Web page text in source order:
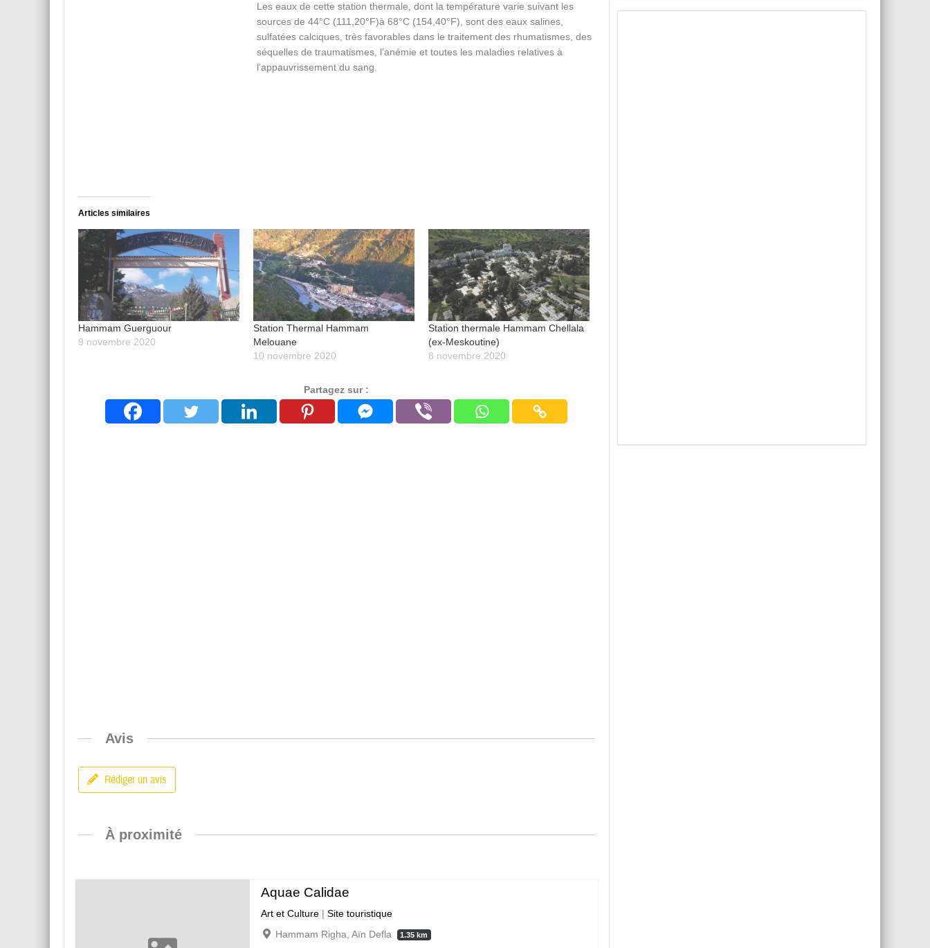
Les eaux de cette station thermale, dont la température varie suivant les
sources de 44°C (111,20°F)à 68°C (154,40°F), sont des eaux salines,
sulfatées calciques, très favorables dans le traitement des rhumatismes, des
séquelles de traumatismes, l’anémie et toutes les maladies relatives à
l’appauvrissement du sang.
Articles similaires
Hammam Guerguour
9 novembre 2020
Station Thermal Hammam
Melouane
10 novembre 2020
Station thermale Hammam Chellala
(ex-Meskoutine)
8 novembre 2020
Partagez sur :
Avis
Rédiger un avis
À proximité
Aquae Calidae
Art et Culture| Site touristique
Hammam Righa, Aïn Defla
1.35 km